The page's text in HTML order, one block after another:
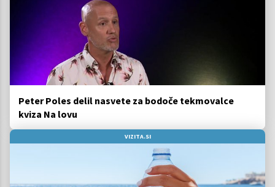
Peter Poles delil nasvete za bodoče tekmovalce
kviza Na lovu
VIZITA.SI